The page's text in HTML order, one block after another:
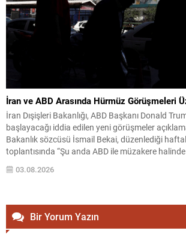
İran ve ABD Arasında Hürmüz Görüşmeleri
İran Dışişleri Bakanlığı, ABD Başkanı Donald
başlayacağı iddia edilen yeni görüşmeler
Bakanlık sözcüsü İsmail Bekai, düzenlediği
toplantısında “Şu anda ABD ile müzakere
kullandı ve mevcut diplomatik temasların esasen
Boğazı’nın geçiş güvenliğine ilişkin olduğunu
03.08.2026
Bir Yorum Yazın